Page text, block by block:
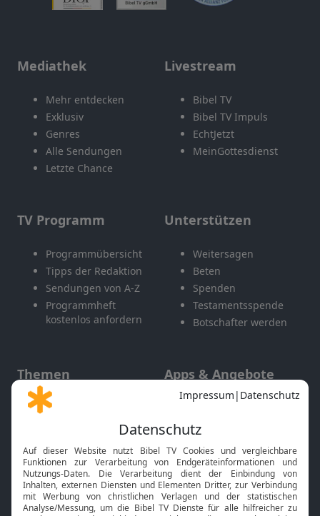
Mediathek
Mehr entdecken
Exklusiv
Genres
Alle Sendungen
Letzte Chance
Livestream
Bibel TV
Bibel TV Impuls
EchtJetzt
MeinGottesdienst
TV Programm
Programmübersicht
Tipps der Redaktion
Sendungen von A-Z
Programmheft
kostenlos anfordern
Unterstützen
Weitersagen
Beten
Spenden
Testamentsspende
Botschafter werden
Themen
Gott und Bibel erklärt
Neuigkeiten
Apps & Angebote
Mobile App
Smart TV
HbbTV
Bibelthek Online-Bibel
Nächster Gottesdienst